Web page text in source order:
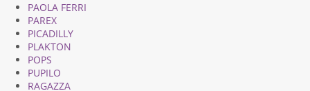
PAOLA FERRI
PAREX
PICADILLY
PLAKTON
POPS
PUPILO
RAGAZZA